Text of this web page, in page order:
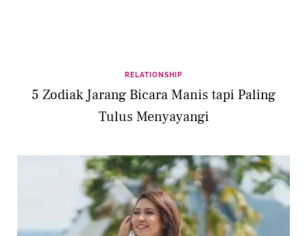
RELATIONSHIP
5 Zodiak Jarang Bicara Manis tapi Paling
Tulus Menyayangi